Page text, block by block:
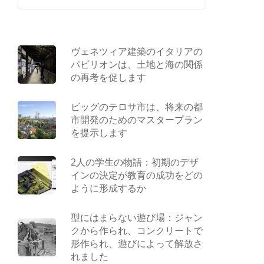
ヴェネツィア建築のイタリアの
パビリオンは、土地と海の関係
の再考を促します
ビッグのテロサ市は、将来の都
市開発のためのマスタープラン
を提示します
2人の学生の物語：初期のデザ
インの決定が教育の成功をどの
ように形成するか
型にはまらない遊び場：ジャン
クから作られ、コンクリートで
形作られ、遊びによって解放さ
れました